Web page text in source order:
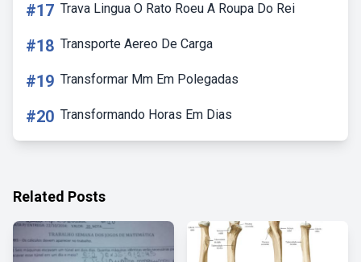
#17 Trava Lingua O Rato Roeu A Roupa Do Rei
#18 Transporte Aereo De Carga
#19 Transformar Mm Em Polegadas
#20 Transformando Horas Em Dias
Related Posts